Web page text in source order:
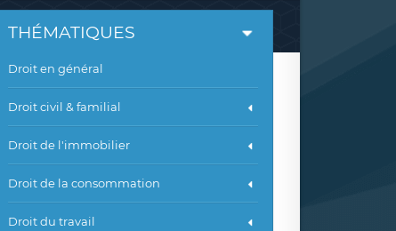
THÉMATIQUES
Droit en général
Droit civil & familial
Droit de l'immobilier
Droit de la consommation
Droit du travail